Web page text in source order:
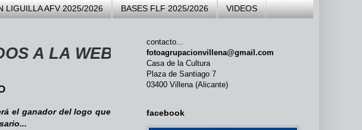
LIGUILLA AFV 2025/2026 BASES FLF 2025/2026 VIDEOS
WEB DE LA AGRUPACIÓN
el ganador del logo que
contacto...
fotoagrupacionvillena@gmail.com
Casa de la Cultura
Plaza de Santiago 7
03400 Villena (Alicante)
facebook